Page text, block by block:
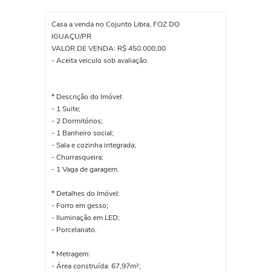
Casa a venda no Cojunto Libra, FOZ DO
IGUAÇU/PR
VALOR DE VENDA: R$ 450.000,00
- Aceita veiculo sob avaliação.
* Descrição do Imóvel:
- 1 Suite;
- 2 Dormitórios;
- 1 Banheiro social;
- Sala e cozinha integrada;
- Churrasqueira;
- 1 Vaga de garagem.
* Detalhes do Imóvel:
- Forro em gesso;
- Iluminação em LED;
- Porcelanato.
* Metragem:
- Área construída: 67,97m²;